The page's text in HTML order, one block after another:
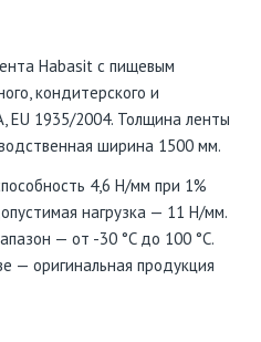
Habasit с пищевым
кондитерского и
EU 1935/2004. Толщина ленты
ширина 1500 мм.
4,6 Н/мм при 1%
нагрузка — 11 Н/мм.
— от -30 °C до 100 °C.
— оригинальная продукция